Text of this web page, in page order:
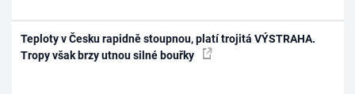
Teploty v Česku rapidně stoupnou, platí trojitá VÝSTRAHA.
Tropy však brzy utnou silné bouřky